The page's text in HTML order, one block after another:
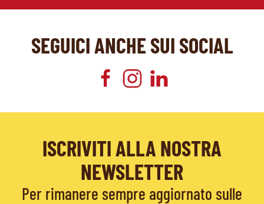
SEGUICI ANCHE SUI SOCIAL
ISCRIVITI ALLA NOSTRA
NEWSLETTER
Per rimanere sempre aggiornato sulle